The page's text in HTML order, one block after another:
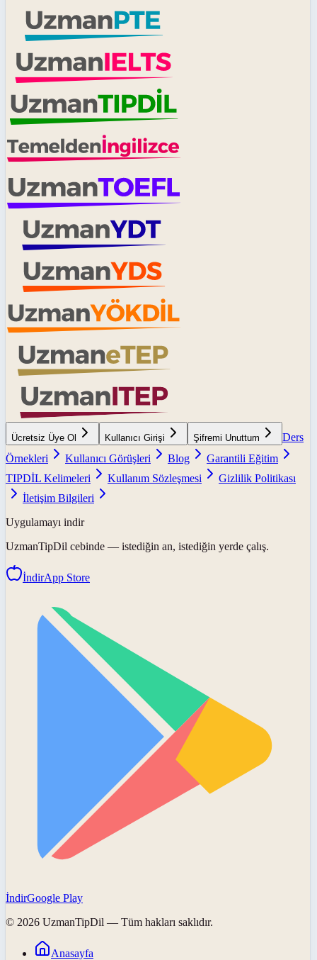
Ücretsiz Üye Ol Kullanıcı Girişi Şifremi Unuttum
Ders
Örnekleri
Kullanıcı Görüşleri Blog
Garantili Eğitim
TIPDİL Kelimeleri
Kullanım Sözleşmesi
Gizlilik Politikası
İletişim Bilgileri
Uygulamayı indir
UzmanTipDil cebinde — istediğin an, istediğin yerde çalış.
İndirApp Store
İndirGoogle Play
© 2026 UzmanTipDil — Tüm hakları saklıdır.
Anasayfa